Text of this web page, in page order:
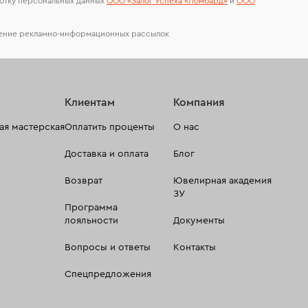
рекламно-информационных рассылок
мастерская
Клиентам
Оплатить проценты
Доставка и оплата
Возврат
Программа
лояльности
Вопросы и ответы
Спецпредложения
Компания
О нас
Блог
Ювелирная академия
ЗУ
Документы
Контакты